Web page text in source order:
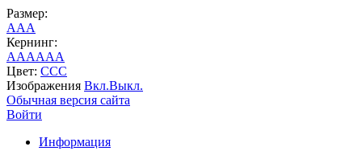
Размер:
AAA
Кернинг:
AAAAAA
Цвет: CCC
Изображения Вкл.Выкл.
Обычная версия сайта
Войти
Информация